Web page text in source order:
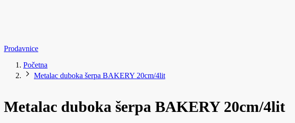
Prodavnice
Početna
Metalac duboka šerpa BAKERY 20cm/4lit
Metalac duboka šerpa BAKERY 20cm/4lit